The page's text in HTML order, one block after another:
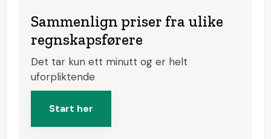
Sammenlign priser fra ulike
regnskapsførere
Det tar kun ett minutt og er helt
uforpliktende
Start her